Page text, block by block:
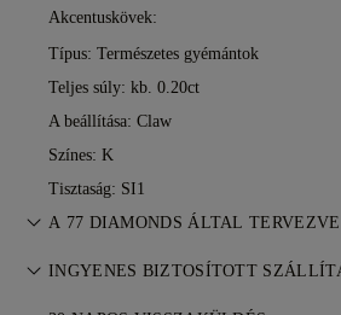
Akcentuskövek:
Típus: Természetes gyémántok
Teljes súly: kb. 0.20ct
A beállítása: Claw
Színes: K
Tisztaság: SI1
A 77 DIAMONDS ÁLTAL
Az ékszerkészítés művészete, a 77
INGYENES BIZTOSÍTOTT
Minden postaköltség ingyenes,